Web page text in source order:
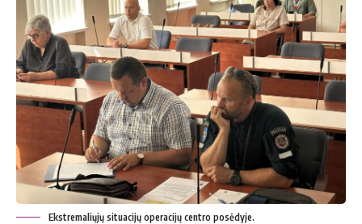
Ekstremaliųjų situacijų operacijų centro posėdyje.